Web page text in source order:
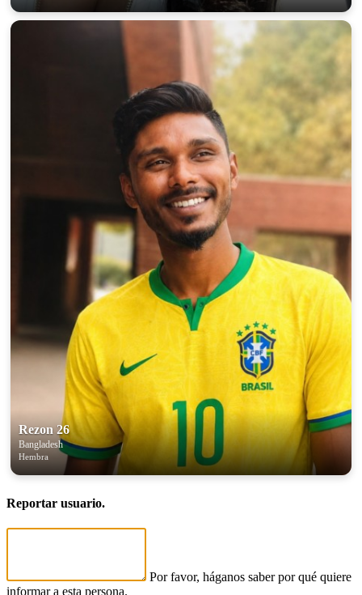
Rezon 26
Bangladesh
Hembra
Reportar usuario.
Por favor, háganos saber por qué quiere
informar a esta persona.